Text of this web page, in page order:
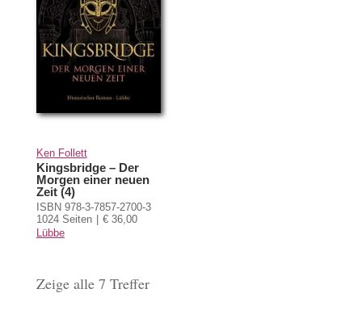
Ken Follett
Kingsbridge – Der
Morgen einer neuen
Zeit (4)
ISBN 978-3-7857-2700-3
1024 Seiten
€ 36,00
Lübbe
Zeige alle 7 Treffer